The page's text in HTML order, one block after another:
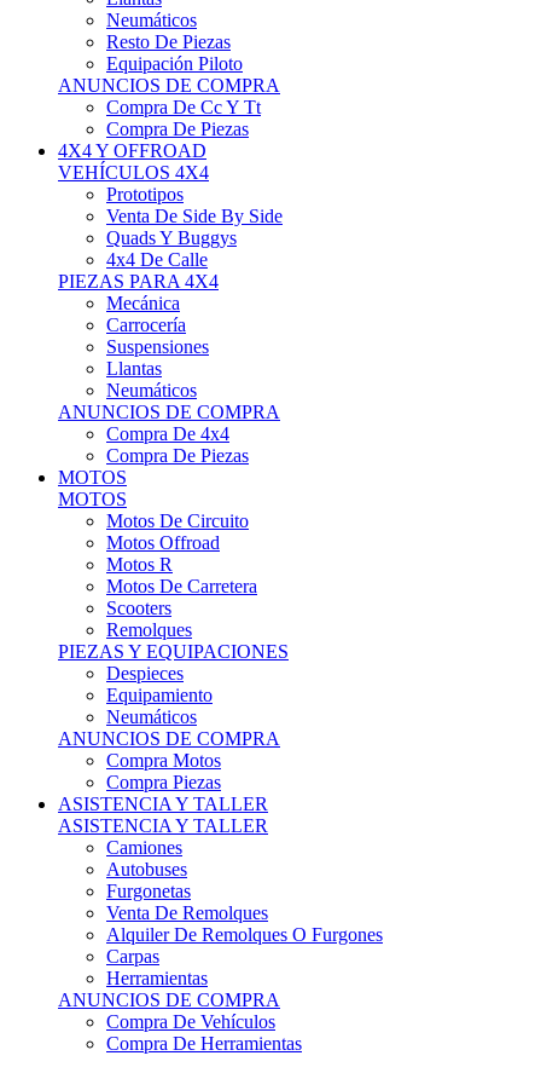
Neumáticos
Resto De Piezas
Equipación Piloto
ANUNCIOS DE COMPRA
Compra De Cc Y Tt
Compra De Piezas
4X4 Y OFFROAD
VEHÍCULOS 4X4
Prototipos
Venta De Side By Side
Quads Y Buggys
4x4 De Calle
PIEZAS PARA 4X4
Mecánica
Carrocería
Suspensiones
Llantas
Neumáticos
ANUNCIOS DE COMPRA
Compra De 4x4
Compra De Piezas
MOTOS
MOTOS
Motos De Circuito
Motos Offroad
Motos R
Motos De Carretera
Scooters
Remolques
PIEZAS Y EQUIPACIONES
Despieces
Equipamiento
Neumáticos
ANUNCIOS DE COMPRA
Compra Motos
Compra Piezas
ASISTENCIA Y TALLER
ASISTENCIA Y TALLER
Camiones
Autobuses
Furgonetas
Venta De Remolques
Alquiler De Remolques O Furgones
Carpas
Herramientas
ANUNCIOS DE COMPRA
Compra De Vehículos
Compra De Herramientas